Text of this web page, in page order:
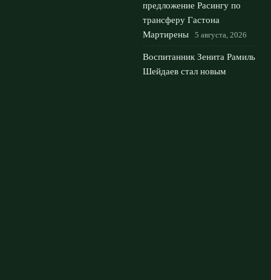
предложение Расингу по
трансферу Гастона
Мартирены
5 августа, 2026
Воспитанник Зенита Рамиль
Шейдаев стал новым